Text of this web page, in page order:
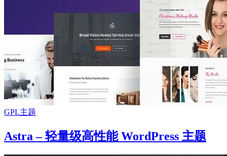
GPL主题
Astra – 轻量级高性能 WordPress 主题